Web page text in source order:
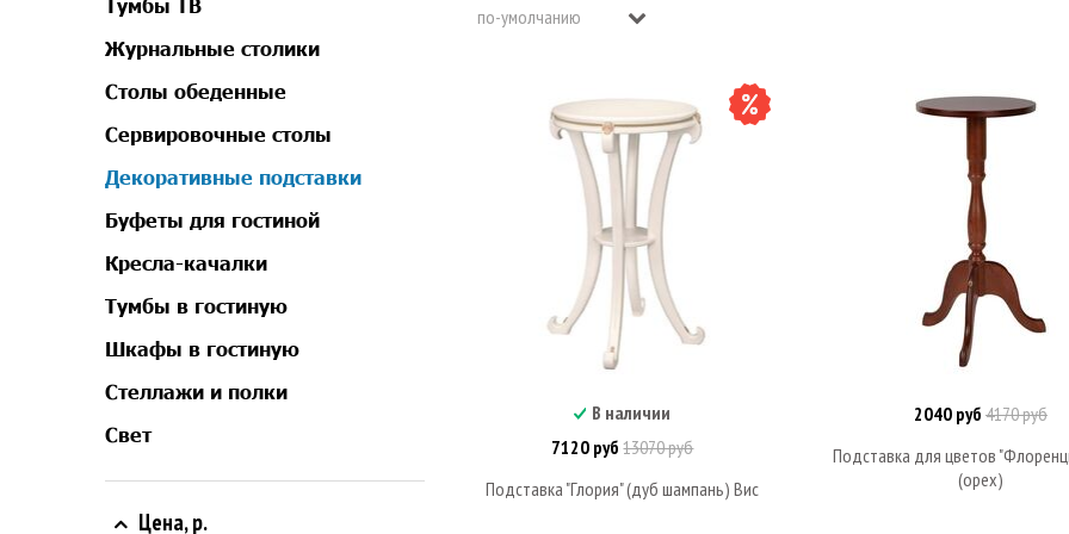
Тумбы ТВ
Журнальные столики
Столы обеденные
Сервировочные столы
Декоративные подставки
Буфеты для гостиной
Кресла-качалки
Тумбы в гостиную
Шкафы в гостиную
Стеллажи и полки
Свет
Цена, р.
В корзину
В наличии
7120 руб13070 руб
Подставка "Глория" (дуб шампань) Вис
Под заказ
2040 руб 4170 руб
Подставка для цветов
(орех)